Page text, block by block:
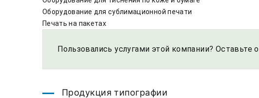
Оборудование для сублимационной печати
Печать на пакетах
Пользовались услугами этой компании? Оставьте
Продукция типографии